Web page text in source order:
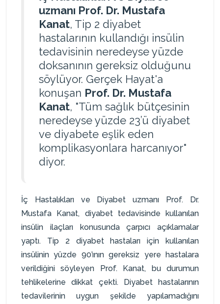
uzmanı Prof. Dr. Mustafa
Kanat, Tip 2 diyabet
hastalarının kullandığı insülin
tedavisinin neredeyse yüzde
doksanının gereksiz olduğunu
söylüyor. Gerçek Hayat'a
konuşan Prof. Dr. Mustafa
Kanat, "Tüm sağlık bütçesinin
neredeyse yüzde 23’ü diyabet
ve diyabete eşlik eden
komplikasyonlara harcanıyor"
diyor.
İç Hastalıkları ve Diyabet uzmanı Prof. Dr.
Mustafa Kanat, diyabet tedavisinde kullanılan
insülin ilaçları konusunda çarpıcı açıklamalar
yaptı. Tip 2 diyabet hastaları için kullanılan
insülinin yüzde 90’ının gereksiz yere hastalara
verildiğini söyleyen Prof. Kanat, bu durumun
tehlikelerine dikkat çekti. Diyabet hastalarının
tedavilerinin uygun şekilde yapılamadığını